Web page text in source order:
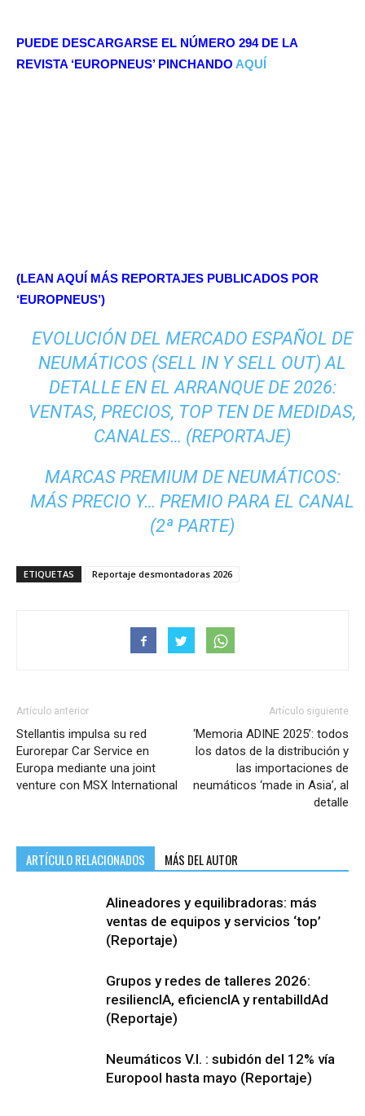
PUEDE DESCARGARSE EL NÚMERO 294 DE LA
REVISTA ‘EUROPNEUS’ PINCHANDO AQUÍ
(LEAN AQUÍ MÁS REPORTAJES PUBLICADOS POR
‘EUROPNEUS’)
EVOLUCIÓN DEL MERCADO ESPAÑOL DE
NEUMÁTICOS (SELL IN Y SELL OUT) AL
DETALLE EN EL ARRANQUE DE 2026:
VENTAS, PRECIOS, TOP TEN DE MEDIDAS,
CANALES… (REPORTAJE)
MARCAS PREMIUM DE NEUMÁTICOS:
MÁS PRECIO Y… PREMIO PARA EL CANAL
(2ª PARTE)
ETIQUETAS Reportaje desmontadoras 2026
Artículo anterior
Stellantis impulsa su red
Eurorepar Car Service en
Europa mediante una joint
venture con MSX International
Artículo siguiente
‘Memoria ADINE 2025’: todos
los datos de la distribución y
las importaciones de
neumáticos ‘made in Asia’, al
detalle
ARTÍCULO RELACIONADOS MÁS DEL AUTOR
Alineadores y equilibradoras: más
ventas de equipos y servicios ‘top’
(Reportaje)
Grupos y redes de talleres 2026:
resiliencIA, eficiencIA y rentabilIdAd
(Reportaje)
Neumáticos V.I. : subidón del 12% vía
Europool hasta mayo (Reportaje)